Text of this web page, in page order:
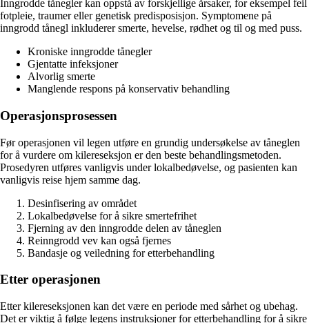
Inngrodde tånegler kan oppstå av forskjellige årsaker, for eksempel feil
fotpleie, traumer eller genetisk predisposisjon. Symptomene på
inngrodd tånegl inkluderer smerte, hevelse, rødhet og til og med puss.
Kroniske inngrodde tånegler
Gjentatte infeksjoner
Alvorlig smerte
Manglende respons på konservativ behandling
Operasjonsprosessen
Før operasjonen vil legen utføre en grundig undersøkelse av tåneglen
for å vurdere om kilereseksjon er den beste behandlingsmetoden.
Prosedyren utføres vanligvis under lokalbedøvelse, og pasienten kan
vanligvis reise hjem samme dag.
Desinfisering av området
Lokalbedøvelse for å sikre smertefrihet
Fjerning av den inngrodde delen av tåneglen
Reinngrodd vev kan også fjernes
Bandasje og veiledning for etterbehandling
Etter operasjonen
Etter kilereseksjonen kan det være en periode med sårhet og ubehag.
Det er viktig å følge legens instruksjoner for etterbehandling for å sikre